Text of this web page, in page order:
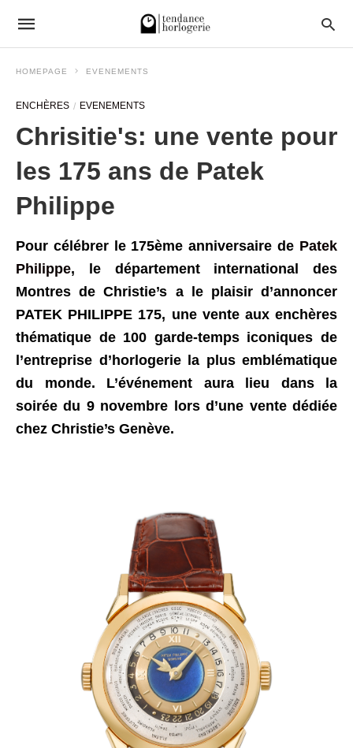
HOMEPAGE EVENEMENTS
ENCHÈRES EVENEMENTS
Chrisitie's: une vente pour
les 175 ans de Patek
Philippe
Pour célébrer le 175ème anniversaire de Patek
Philippe, le département international des
Montres de Christie’s a le plaisir d’annoncer
PATEK PHILIPPE 175, une vente aux enchères
thématique de 100 garde-temps iconiques de
l’entreprise d’horlogerie la plus emblématique
du monde. L’événement aura lieu dans la
soirée du 9 novembre lors d’une vente dédiée
chez Christie’s Genève.